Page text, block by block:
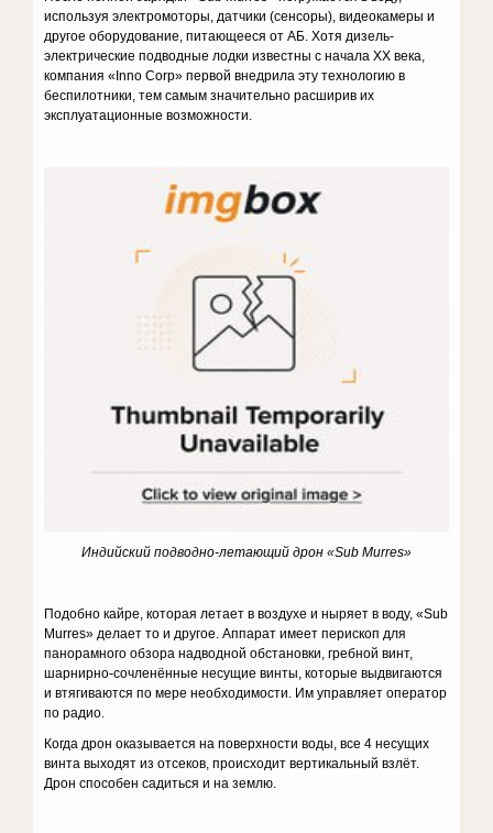
используя электромоторы, датчики (сенсоры), видеокамеры и
другое оборудование, питающееся от АБ. Хотя дизель-
электрические подводные лодки известны с начала ХХ века,
компания «Inno Corp» первой внедрила эту технологию в
беспилотники, тем самым значительно расширив их
эксплуатационные возможности.
Индийский подводно-летающий дрон «Sub Murres»
Подобно кайре, которая летает в воздухе и ныряет в воду, «Sub
Murres» делает то и другое. Аппарат имеет перископ для
панорамного обзора надводной обстановки, гребной винт,
шарнирно-сочленённые несущие винты, которые выдвигаются
и втягиваются по мере необходимости. Им управляет оператор
по радио.
Когда дрон оказывается на поверхности воды, все 4 несущих
винта выходят из отсеков, происходит вертикальный взлёт.
Дрон способен садиться и на землю.